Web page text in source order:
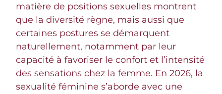
matière de positions sexuelles montrent
que la diversité règne, mais aussi que
certaines postures se démarquent
naturellement, notamment par leur
capacité à favoriser le confort et l’intensité
des sensations chez la femme. En 2026, la
sexualité féminine s’aborde avec une